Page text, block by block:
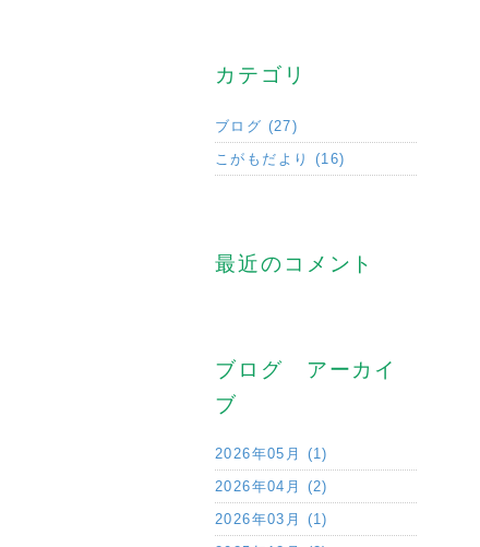
カテゴリ
ブログ (27)
こがもだより (16)
最近のコメント
ブログ アーカイ
ブ
2026年05月 (1)
2026年04月 (2)
2026年03月 (1)